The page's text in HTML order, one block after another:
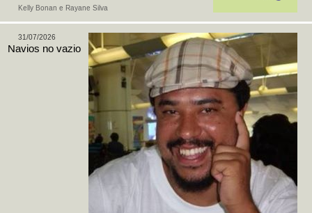
Kelly Bonan e Rayane Silva
31/07/2026
Navios no vazio